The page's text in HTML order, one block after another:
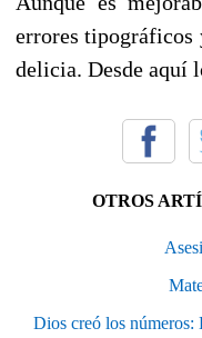
errores tipográficos
delicia. Desde aquí
OTROS
Dios creó los números: